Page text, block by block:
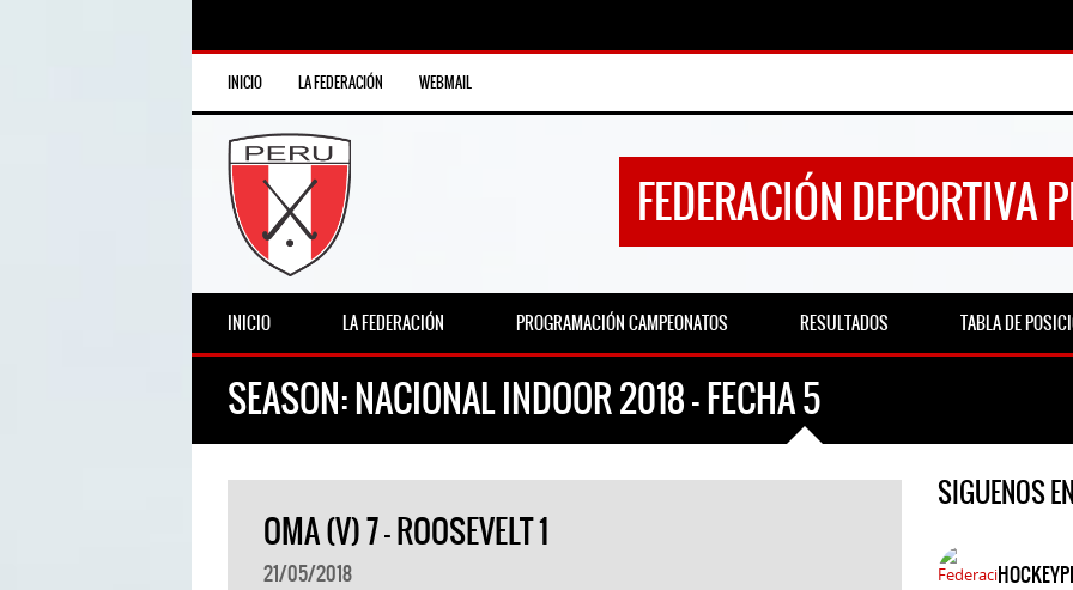
INICIO LA FEDERACIÓN WEBMAIL
FEDERACIÓN DEPORTIVA
INICIO LA FEDERACIÓN PROGRAMACIÓN CAMPEONATOS RESULTADOS TABLA DE
SEASON:NACIONAL INDOOR 2018 – FECHA 5
OMA (V) 7 – ROOSEVELT 1
21/05/2018
SIGUENOS